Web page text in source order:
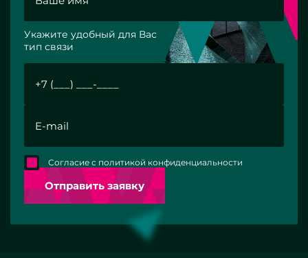
Укажите удобный для Вас
тип связи
Отправить заявку
Согласие с политикой конфиденциальности